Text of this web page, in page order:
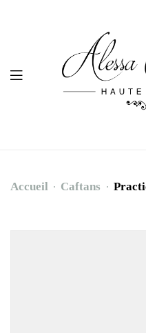
Practical
Accueil Caftans